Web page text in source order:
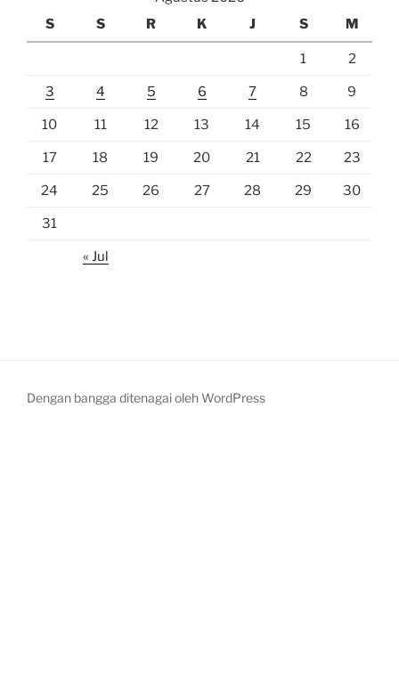
S
S R K J S M
1 2
3 4 5 6 7 8 9
10 11 12 13 14 15 16
17 18 19 20 21 22 23
24 25 26 27 28 29 30
31
« Jul
Dengan bangga ditenagai oleh WordPress